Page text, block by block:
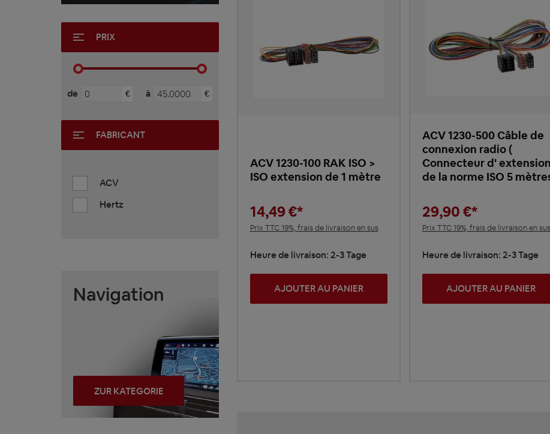
PRIX
de € à €
FABRICANT
ACV
Hertz
Navigation
ZUR KATEGORIE
ACV 1230-100 RAK ISO >
ISO extension de 1 mètre
14,49 €*
Prix TTC 19%, frais de livraison en sus
Heure de livraison: 2-3 Tage
AJOUTER AU PANIER
ACV 1230-500 Câble de
connexion radio (
Connecteur d' extension
de la norme ISO 5
29,90 €*
Prix TTC 19%, frais de livraison en sus
Heure de livraison: 2-3 Tage
AJOUTER AU PANIER